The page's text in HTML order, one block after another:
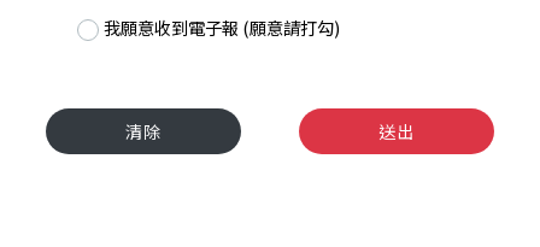
我願意收到電子報 (願意請打勾)
清除 送出